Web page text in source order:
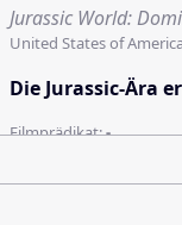
Jurassic World:
United States of
Die Jurassic-Ära
Filmprädikat:-